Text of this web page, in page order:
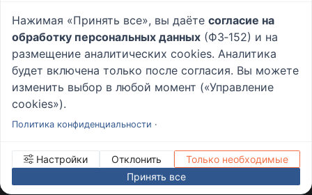
Пользовательское соглашение
Политика конфиденциальности
Вопрос - Ответ|О проекте
ИНН/КПП Управление cookies
Нажимая «Принять все», вы даёте согласие на
обработку персональных данных (ФЗ‑152) и на
размещение аналитических cookies. Аналитика
будет включена только после согласия. Вы можете
изменить выбор в любой момент («Управление
cookies»).
Политика конфиденциальности ·
Настройки Отклонить
Только необходимые
Принять все